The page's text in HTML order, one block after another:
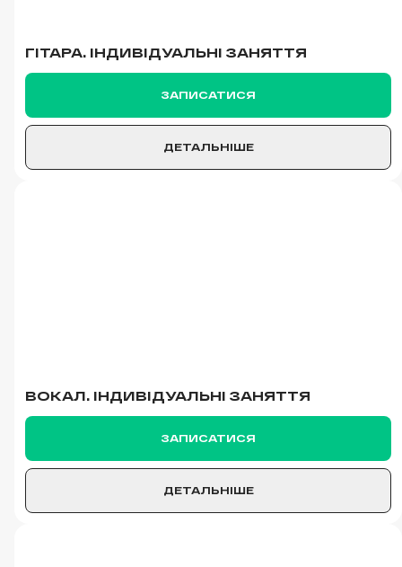
ГІТАРА. ІНДИВІДУАЛЬНІ ЗАНЯТТЯ
ЗАПИСАТИСЯ
ДЕТАЛЬНІШЕ
ВОКАЛ. ІНДИВІДУАЛЬНІ ЗАНЯТТЯ
ЗАПИСАТИСЯ
ДЕТАЛЬНІШЕ